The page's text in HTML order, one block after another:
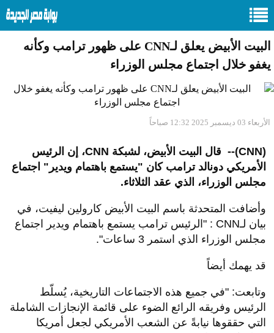
البيت الأبيض يعلق لـCNN على ظهور ترامب وكأنه
يغفو خلال اجتماع مجلس الوزراء
الأربعاء 03 ديسمبر 2025 12:32 صباحاً
(CNN)-- قال البيت الأبيض، لشبكة CNN، إن الرئيس
الأمريكي دونالد ترامب كان "يستمع باهتمام ويدير" اجتماع
مجلس الوزراء، الذي عقد الثلاثاء.
وأضافت المتحدثة باسم البيت الأبيض كارولين ليفيت، في
بيان لـCNN : "الرئيس ترامب يستمع باهتمام ويدير اجتماع
مجلس الوزراء الذي استمر 3 ساعات
".
قد يهمك أيضاً
وتابعت: "في جميع هذه الاجتماعات التاريخية، يُسلّط
الرئيس وفريقه الرائع الضوء على قائمة الإنجازات الشاملة
التي حققوها نيابةً عن الشعب الأمريكي لجعل أمريكا